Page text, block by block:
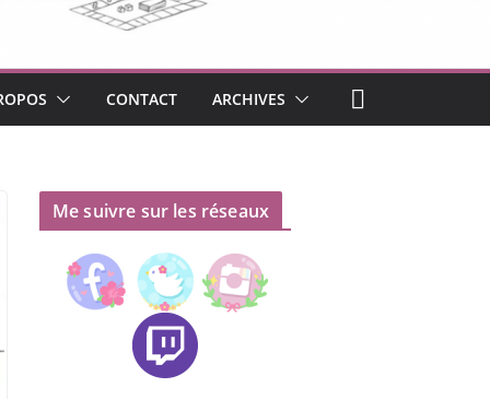
CONTACT ARCHIVES
Me suivre sur les réseaux